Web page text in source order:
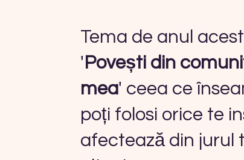
Tema de anul
' Povești din
mea' ceea ce
poți folosi orice te
afectează din jurul